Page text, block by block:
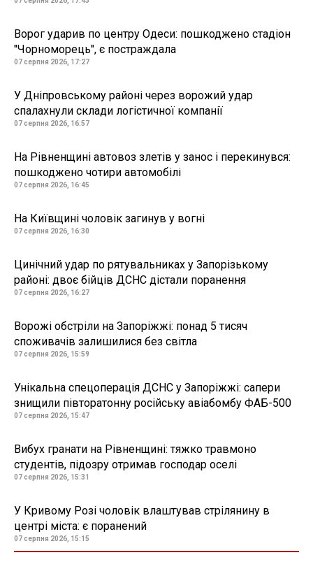
Ворог ударив по центру Одеси: пошкоджено стадіон
"Чорноморець", є постраждала
07 серпня 2026, 17:27
У Дніпровському районі через ворожий удар
спалахнули склади логістичної компанії
07 серпня 2026, 16:57
На Рівненщині автовоз злетів у занос і перекинувся:
пошкоджено чотири автомобілі
07 серпня 2026, 16:45
На Київщині чоловік загинув у вогні
07 серпня 2026, 16:30
Цинічний удар по рятувальниках у Запорізькому
районі: двоє бійців ДСНС дістали поранення
07 серпня 2026, 16:27
Ворожі обстріли на Запоріжжі: понад 5 тисяч
споживачів залишилися без світла
07 серпня 2026, 15:59
Унікальна спецоперація ДСНС у Запоріжжі: сапери
знищили півторатонну російську авіабомбу ФАБ-500
07 серпня 2026, 15:47
Вибух гранати на Рівненщині: тяжко травмоно
студентів, підозру отримав господар оселі
07 серпня 2026, 15:31
У Кривому Розі чоловік влаштував стрілянину в
центрі міста: є поранений
07 серпня 2026, 15:15